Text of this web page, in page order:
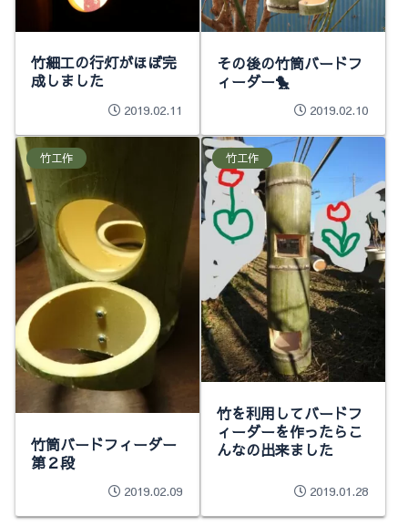
竹細工の行灯がほぼ完
成しました
2019.02.11
その後の竹筒バードフ
ィーダー🐤
2019.02.10
竹工作
竹筒バードフィーダー
第２段
2019.02.09
竹工作
竹を利用してバードフ
ィーダーを作ったらこ
んなの出来ました
2019.01.28